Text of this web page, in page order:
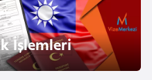
ş
i
İşlemleri